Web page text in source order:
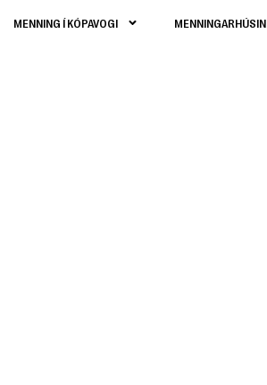
MENNING Í KÓPAVOGI MENNINGARHÚSIN